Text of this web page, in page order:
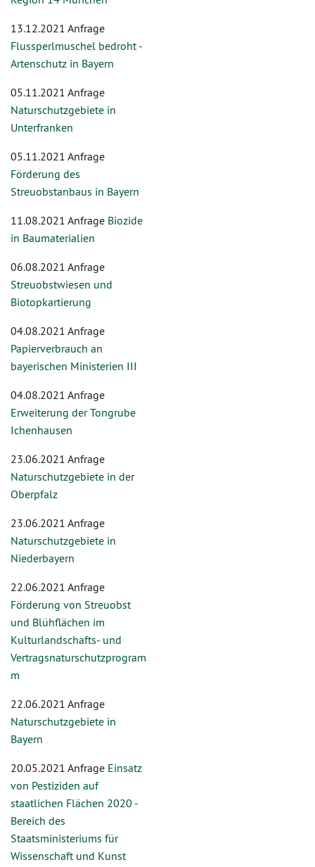
13.12.2021 Anfrage
Flussperlmuschel bedroht -
Artenschutz in Bayern
05.11.2021 Anfrage
Naturschutzgebiete in
Unterfranken
05.11.2021 Anfrage
Förderung des
Streuobstanbaus in Bayern
11.08.2021 Anfrage Biozide
in Baumaterialien
06.08.2021 Anfrage
Streuobstwiesen und
Biotopkartierung
04.08.2021 Anfrage
Papierverbrauch an
bayerischen Ministerien III
04.08.2021 Anfrage
Erweiterung der Tongrube
Ichenhausen
23.06.2021 Anfrage
Naturschutzgebiete in der
Oberpfalz
23.06.2021 Anfrage
Naturschutzgebiete in
Niederbayern
22.06.2021 Anfrage
Förderung von Streuobst
und Blühflächen im
Kulturlandschafts- und
Vertragsnaturschutzprogram
m
22.06.2021 Anfrage
Naturschutzgebiete in
Bayern
20.05.2021 Anfrage Einsatz
von Pestiziden auf
staatlichen Flächen 2020 -
Bereich des
Staatsministeriums für
Wissenschaft und Kunst